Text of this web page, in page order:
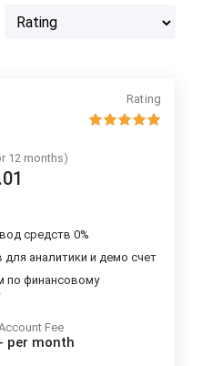
Rating
12 months)
средств 0%
аналитики и демо счет
по финансовому
Fee
- per month